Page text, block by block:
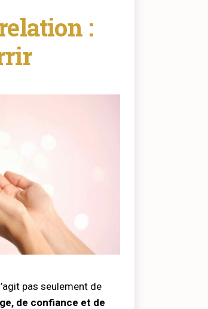
:
pas seulement de
de confiance et de